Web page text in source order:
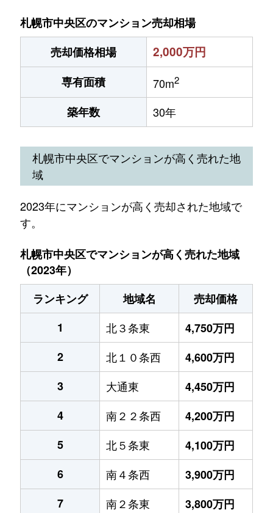
札幌市中央区のマンション売却相場
売却価格相場
2,000万円
専有面積 70m2
築年数 30年
札幌市中央区でマンションが高く売れた地
域
2023年にマンションが高く売却された地域で
す。
札幌市中央区でマンションが高く売れた地域
（2023年）
ランキング
地域名
売却価格
1
北３条東
4,750万円
2
北１０条西
4,600万円
3
大通東
4,450万円
4
南２２条西
4,200万円
5
北５条東
4,100万円
6
南４条西
3,900万円
7
南２条東 3,800万円